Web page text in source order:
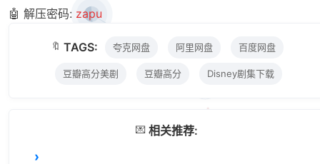
🤖 解压密码: zapu
🔖 TAGS: 夸克网盘 阿里网盘 百度网盘
豆瓣高分美剧 豆瓣高分 Disney剧集下载
💌 相关推荐: